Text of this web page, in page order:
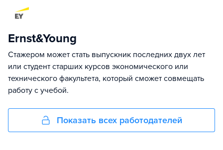
Ernst&Young
Стажером может стать выпускник последних двух лет
или студент старших курсов экономического или
технического факультета, который сможет совмещать
работу с учебой.
Показать всех работодателей